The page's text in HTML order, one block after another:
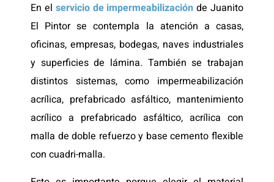
En el servicio de impermeabilizaciónde Juanito
El Pintor se contempla la atención a casas,
oficinas, empresas, bodegas, naves industriales
y superficies de lámina. También se trabajan
distintos sistemas, como impermeabilización
acrílica, prefabricado asfáltico, mantenimiento
acrílico a prefabricado asfáltico, acrílica con
malla de doble refuerzo y base cemento flexible
con cuadri-malla.